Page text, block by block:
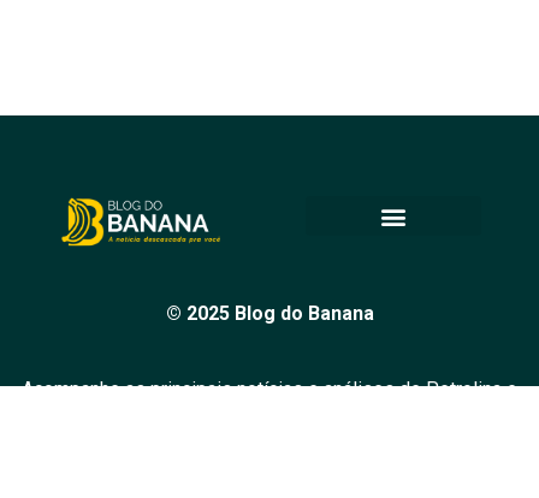
© 2025 Blog do Banana
Acompanhe as principais notícias e análises de Petrolina e